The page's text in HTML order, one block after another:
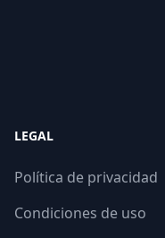
LEGAL
Política de privacidad
Condiciones de uso